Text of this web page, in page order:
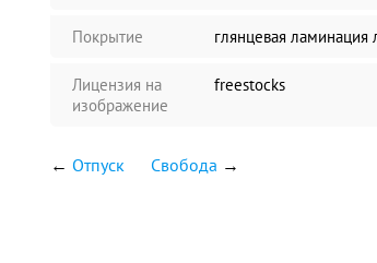
Покрытие глянцевая ламинация
Лицензия на
изображение
freestocks
← Отпуск Свобода →